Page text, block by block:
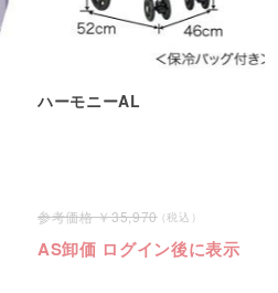
ハーモニーAL
35,970
AS卸価 ログイン後に表示